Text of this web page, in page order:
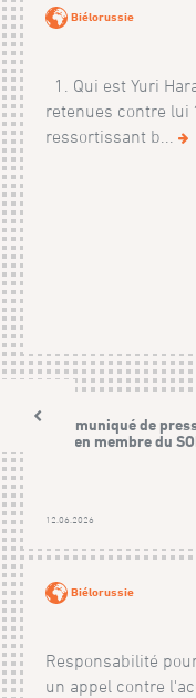
Biélorussie
1. Qui est Yuri
retenues contre lui
ressortissant b...
Communiqué de
ancien membre du
12.06.2026
Biélorussie
Responsabilité
un appel contre